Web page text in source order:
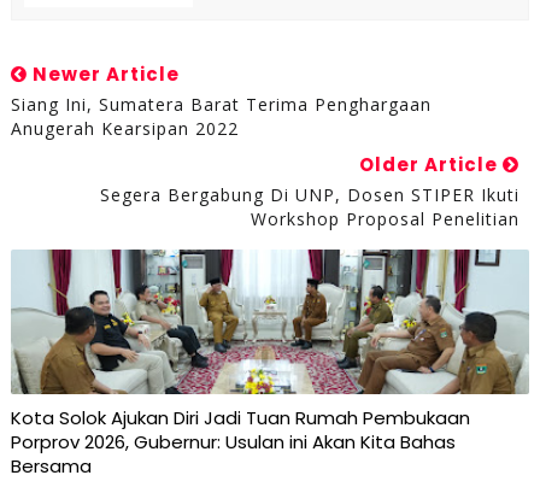
Newer Article
Siang Ini, Sumatera Barat Terima Penghargaan
Anugerah Kearsipan 2022
Older Article
Segera Bergabung Di UNP, Dosen STIPER Ikuti
Workshop Proposal Penelitian
Kota Solok Ajukan Diri Jadi Tuan Rumah Pembukaan
Porprov 2026, Gubernur: Usulan ini Akan Kita Bahas
Bersama